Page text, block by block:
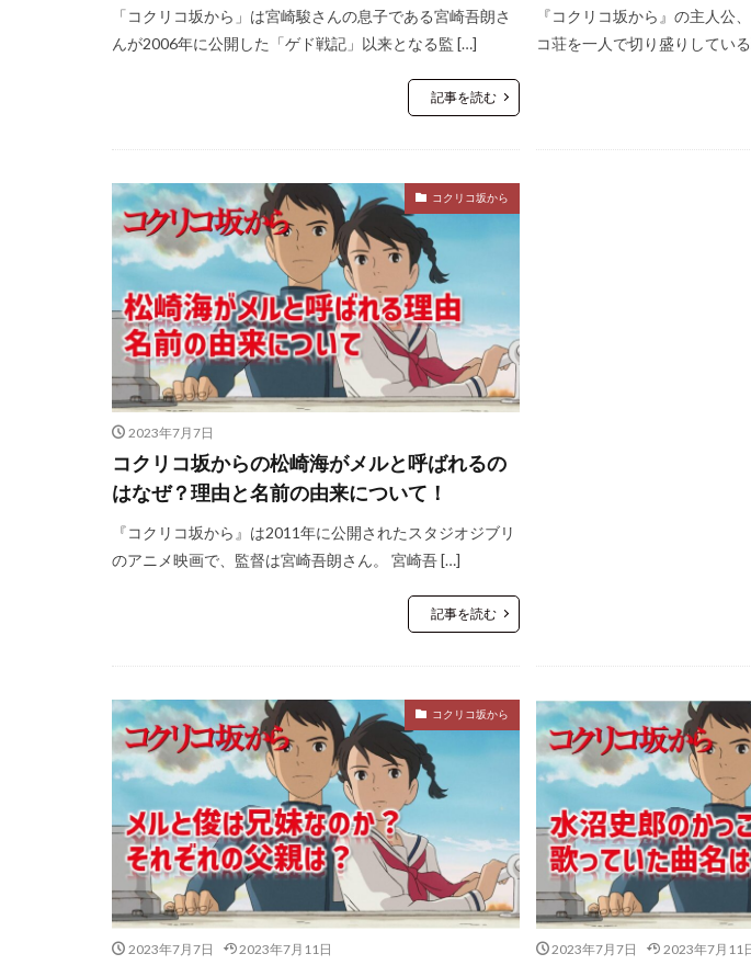
「コクリコ坂から」は宮崎駿さんの息子である宮崎吾朗さ
んが2006年に公開した「ゲド戦記」以来となる監 […]
記事を読む
『コクリコ坂から』の主人公
コ荘を一人で切り盛りしてい
コクリコ坂から
2023年7月7日
コクリコ坂からの松崎海がメルと呼ばれるの
はなぜ？理由と名前の由来について！
『コクリコ坂から』は2011年に公開されたスタジオジブリ
のアニメ映画で、監督は宮崎吾朗さん。 宮崎吾 […]
記事を読む
コクリコ坂から
2023年7月7日 2023年7月11日 2023年7月7日 2023年7月11